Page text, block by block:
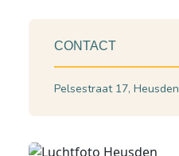
CONTACT
Pelsestraat 17, Heusden